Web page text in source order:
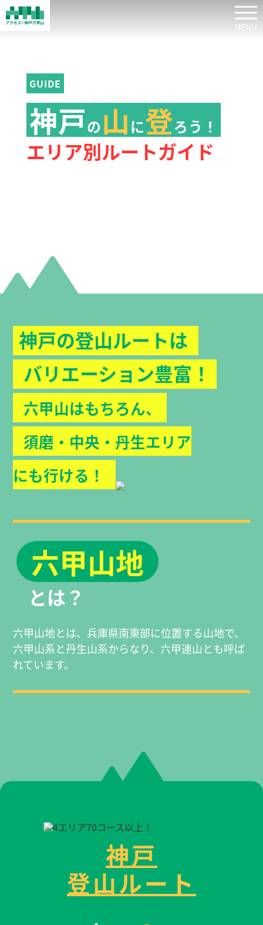
GUIDE
神戸の山 に登ろう！
エリア別ルートガイド
神戸の登山ルートは
バリエーション豊富！
六甲山はもちろん、
須磨・中央・丹生エリア
にも行ける！
六甲山地
とは？
六甲山地とは、兵庫県南東部に位置する山地で、
六甲山系と丹生山系からなり、六甲連山とも呼ば
れています。
神戸
登山ルート